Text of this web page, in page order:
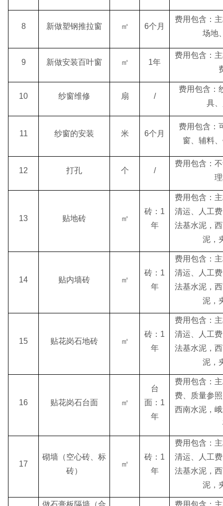
8 新做塑钢推拉窗 ㎡ 6个月
费用包含：
场地
9 新做安装百叶窗 ㎡ 1年
费用包含：
10 纱窗维修 扇 /
费用包含：
具
11 纱窗的安装 米 6个月
费用包含：
窗、辅料
12 打孔 个 /
费用包含：
13 贴地砖 ㎡
砖：1
年
费用包含：
清运、人工
法基水泥，
泥，
14 贴内墙砖 ㎡
砖：1
年
费用包含：
清运、人工
法基水泥，
泥，
15 贴花岗石地砖 ㎡
砖：1
年
费用包含：
清运、人工
法基水泥，
泥，
16 贴花岗石台面 ㎡
台
面：1
年
费用包含：
费、质量参
西南水泥，
17
砌墙（空心砖、标
砖）
㎡
砖：1
年
费用包含：
清运、人工
法基水泥，
泥，
做石膏板隔墙（合 费用包含：